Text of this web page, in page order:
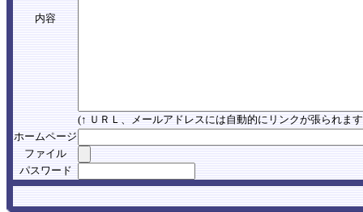
内容
(↑ ＵＲＬ、メールアドレスには自動的にリンクが張られま
ホームページ
ファイル
パスワード